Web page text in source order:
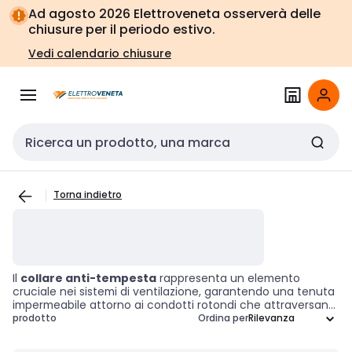
Vai alla
navigazione
Vai
alla
pagina
Ad agosto 2026 Elettroveneta osserverà delle
chiusure per il periodo estivo.
Vedi calendario chiusure
Cerca input
Torna indietro
Il collare anti-tempesta rappresenta un elemento
cruciale nei sistemi di ventilazione, garantendo una tenuta
impermeabile attorno ai condotti rotondi che attraversano
tetti o pareti. Questo accessorio è progettato per
prodotto Ordina per